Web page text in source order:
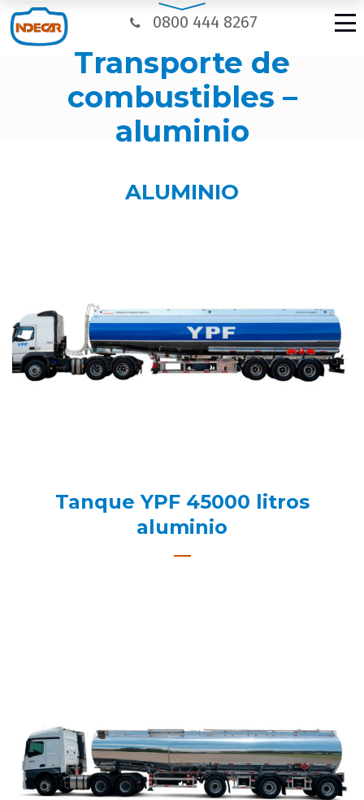
0800 444 8267
transporte de
combustibles –
aluminio
ALUMINIO
Tanque YPF 45000 litros
aluminio